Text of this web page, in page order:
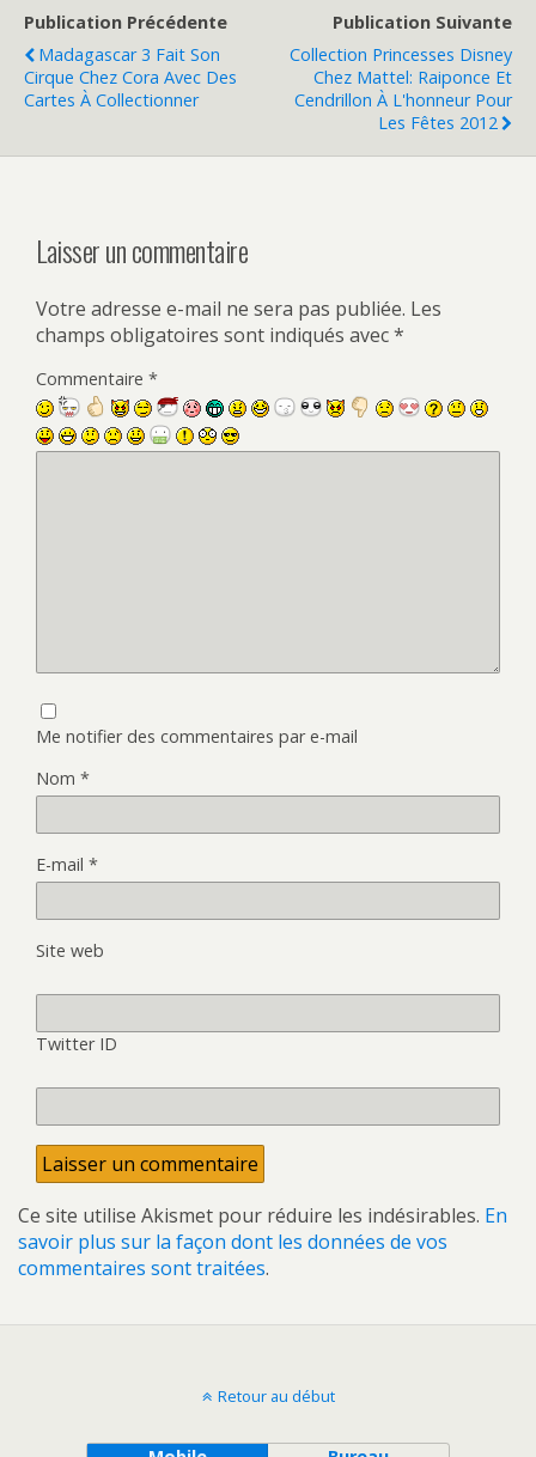
Publication Précédente
Madagascar 3 Fait Son
Cirque Chez Cora Avec Des
Cartes À Collectionner
Publication Suivante
Collection Princesses Disney
Chez Mattel: Raiponce Et
Cendrillon À L'honneur Pour
Les Fêtes 2012
Laisser un commentaire
Votre adresse e-mail ne sera pas publiée. Les
champs obligatoires sont indiqués avec*
Commentaire *
Me notifier des commentaires par e-mail
Nom *
E-mail *
Site web
Twitter ID
Ce site utilise Akismet pour réduire les indésirables. En
savoir plus sur la façon dont les données de vos
commentaires sont traitées.
Retour au début